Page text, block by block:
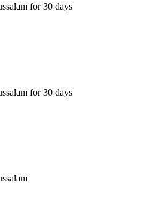
for 30 days
for 30 days